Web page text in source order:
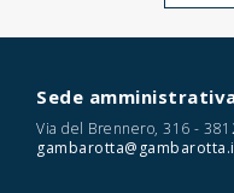
Sede
Via del Brennero, 316 -